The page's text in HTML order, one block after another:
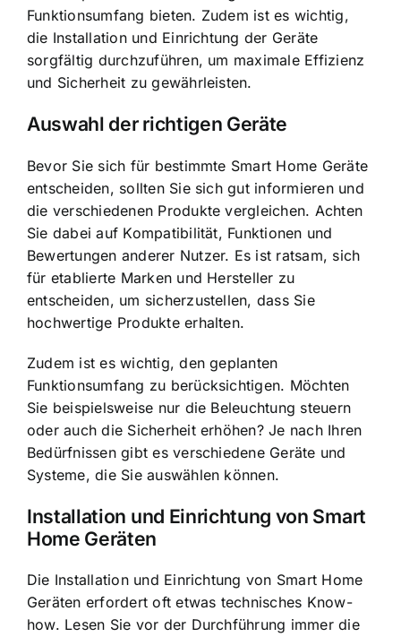
Funktionsumfang bieten. Zudem ist es wichtig,
die Installation und Einrichtung der Geräte
sorgfältig durchzuführen, um maximale Effizienz
und Sicherheit zu gewährleisten.
Auswahl der richtigen Geräte
Bevor Sie sich für bestimmte Smart Home Geräte
entscheiden, sollten Sie sich gut informieren und
die verschiedenen Produkte vergleichen. Achten
Sie dabei auf Kompatibilität, Funktionen und
Bewertungen anderer Nutzer. Es ist ratsam, sich
für etablierte Marken und Hersteller zu
entscheiden, um sicherzustellen, dass Sie
hochwertige Produkte erhalten.
Zudem ist es wichtig, den geplanten
Funktionsumfang zu berücksichtigen. Möchten
Sie beispielsweise nur die Beleuchtung steuern
oder auch die Sicherheit erhöhen? Je nach Ihren
Bedürfnissen gibt es verschiedene Geräte und
Systeme, die Sie auswählen können.
Installation und Einrichtung von Smart
Home Geräten
Die Installation und Einrichtung von Smart Home
Geräten erfordert oft etwas technisches Know-
how. Lesen Sie vor der Durchführung immer die